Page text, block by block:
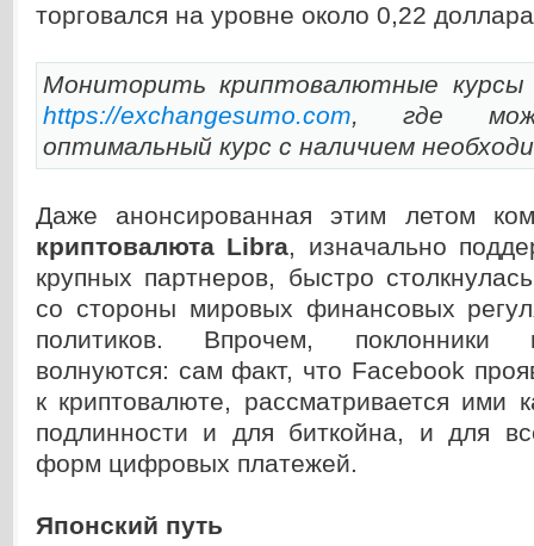
торговался на уровне около 0,22
Мониторить криптовалютные курсы
https://exchangesumo.com, где
оптимальный курс с наличием
Даже анонсированная этим летом
криптовалюта Libra, изначально
крупных партнеров, быстро
со стороны мировых финансовых
политиков. Впрочем, поклонники
волнуются: сам факт, что Facebook
к криптовалюте, рассматривается ими
подлинности и для биткойна, и для
форм цифровых платежей.
Японский путь